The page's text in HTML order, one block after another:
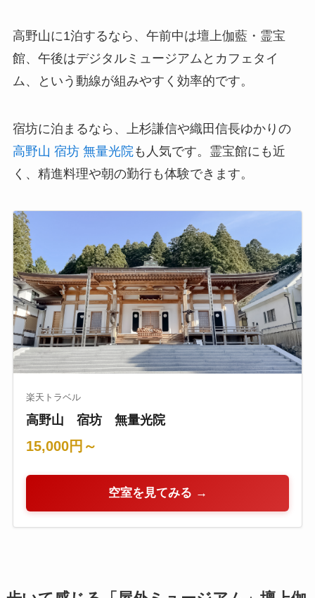
高野山に1泊するなら、午前中は壇上伽藍・霊宝
館、午後はデジタルミュージアムとカフェタイ
ム、という動線が組みやすく効率的です。
宿坊に泊まるなら、上杉謙信や織田信長ゆかりの
高野山 宿坊 無量光院も人気です。霊宝館にも近
く、精進料理や朝の勤行も体験できます。
楽天トラベル
高野山 宿坊 無量光院
15,000円～
空室を見てみる →